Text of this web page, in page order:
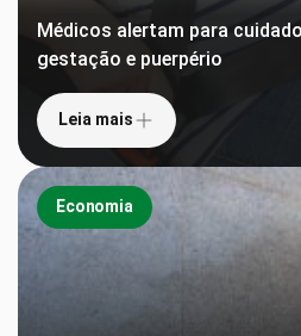
Médicos alertam para
gestação e puerpério
Leia mais
Economia